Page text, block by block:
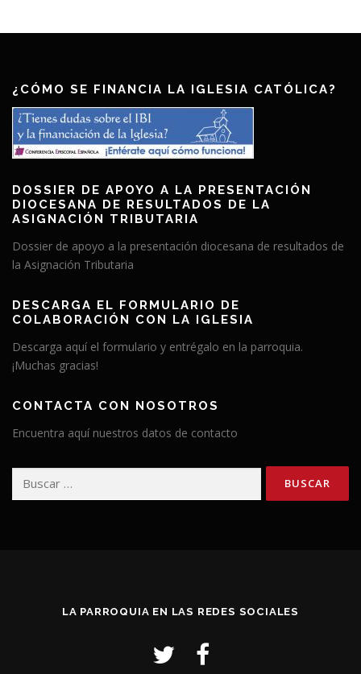
¿CÓMO SE FINANCIA LA IGLESIA CATÓLICA?
DOSSIER DE APOYO A LA PRESENTACIÓN
DIOCESANA DE RESULTADOS DE LA
ASIGNACIÓN TRIBUTARIA
Dossier de apoyo a la presentación diocesana de resultados de
la Asignación Tributaria
DESCARGA EL FORMULARIO DE
COLABORACIÓN CON LA IGLESIA
Descarga aquí el formulario y entrégalo en la parroquia.
¡Muchas gracias!
CONTACTA CON NOSOTROS
Encuentra aquí nuestros datos de contacto
LA PARROQUIA EN LAS REDES SOCIALES